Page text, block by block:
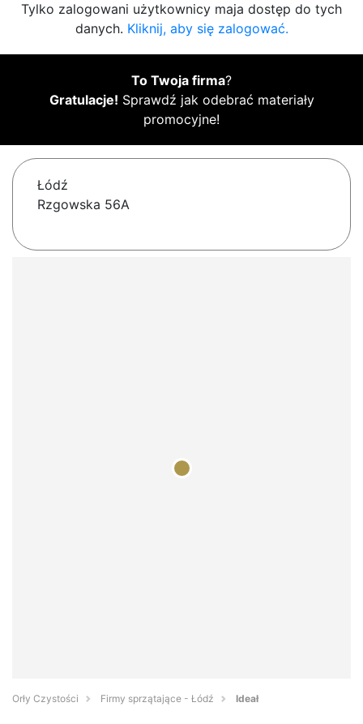
Tylko zalogowani użytkownicy maja dostęp do tych
danych. Kliknij, aby się zalogować.
To Twoja firma?
Gratulacje! Sprawdź jak odebrać materiały
promocyjne!
Łódź
Rzgowska 56A
Orły Czystości Firmy sprzątające - Łódź Ideał